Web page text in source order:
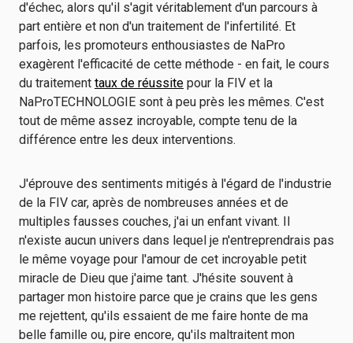
d'échec, alors qu'il s'agit véritablement d'un parcours à
part entière et non d'un traitement de l'infertilité. Et
parfois, les promoteurs enthousiastes de NaPro
exagèrent l'efficacité de cette méthode - en fait, le cours
du traitement taux de réussite pour la FIV et la
NaProTECHNOLOGIE sont à peu près les mêmes. C'est
tout de même assez incroyable, compte tenu de la
différence entre les deux interventions.
J'éprouve des sentiments mitigés à l'égard de l'industrie
de la FIV car, après de nombreuses années et de
multiples fausses couches, j'ai un enfant vivant. Il
n'existe aucun univers dans lequel je n'entreprendrais pas
le même voyage pour l'amour de cet incroyable petit
miracle de Dieu que j'aime tant. J'hésite souvent à
partager mon histoire parce que je crains que les gens
me rejettent, qu'ils essaient de me faire honte de ma
belle famille ou, pire encore, qu'ils maltraitent mon